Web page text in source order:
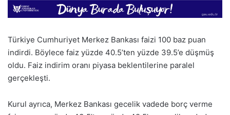
Türkiye Cumhuriyet Merkez Bankası faizi 100 baz puan
indirdi. Böylece faiz yüzde 40.5’ten yüzde 39.5’e düşmüş
oldu. Faiz indirim oranı piyasa beklentilerine paralel
gerçekleşti.
Kurul ayrıca, Merkez Bankası gecelik vadede borç verme